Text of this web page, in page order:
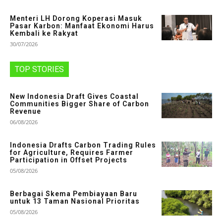
Menteri LH Dorong Koperasi Masuk
Pasar Karbon: Manfaat Ekonomi Harus
Kembali ke Rakyat
30/07/2026
TOP STORIES
New Indonesia Draft Gives Coastal
Communities Bigger Share of Carbon
Revenue
06/08/2026
Indonesia Drafts Carbon Trading Rules
for Agriculture, Requires Farmer
Participation in Offset Projects
05/08/2026
Berbagai Skema Pembiayaan Baru
untuk 13 Taman Nasional Prioritas
05/08/2026